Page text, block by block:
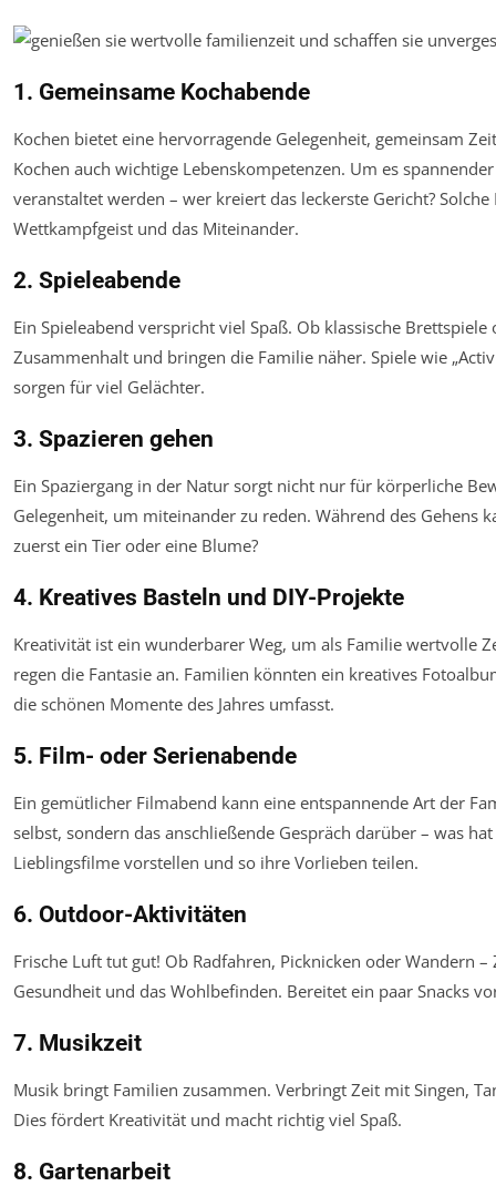
1. Gemeinsame Kochabende
Kochen bietet eine hervorragende Gelegenheit, gemeinsam
Kochen auch wichtige Lebenskompetenzen. Um es
veranstaltet werden – wer kreiert das leckerste Gericht?
Wettkampfgeist und das Miteinander.
2. Spieleabende
Ein Spieleabend verspricht viel Spaß. Ob klassische
Zusammenhalt und bringen die Familie näher. Spiele wie
sorgen für viel Gelächter.
3. Spazieren gehen
Ein Spaziergang in der Natur sorgt nicht nur für körperliche
Gelegenheit, um miteinander zu reden. Während des Gehens
zuerst ein Tier oder eine Blume?
4. Kreatives Basteln und DIY-Projekte
Kreativität ist ein wunderbarer Weg, um als Familie wertvolle
regen die Fantasie an. Familien könnten ein kreatives
die schönen Momente des Jahres umfasst.
5. Film- oder Serienabende
Ein gemütlicher Filmabend kann eine entspannende Art der
selbst, sondern das anschließende Gespräch darüber – was
Lieblingsfilme vorstellen und so ihre Vorlieben teilen.
6. Outdoor-Aktivitäten
Frische Luft tut gut! Ob Radfahren, Picknicken oder Wandern
Gesundheit und das Wohlbefinden. Bereitet ein paar Snacks
7. Musikzeit
Musik bringt Familien zusammen. Verbringt Zeit mit Singen,
Dies fördert Kreativität und macht richtig viel Spaß.
8. Gartenarbeit